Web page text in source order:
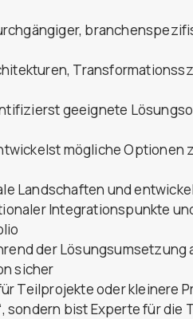
geeignete
mögliche Optionen
Landschaften und
Integrationspunkte
der Lösungsumsetzung
sicher
Teilprojekte oder kleinere
sondern bist Experte für die